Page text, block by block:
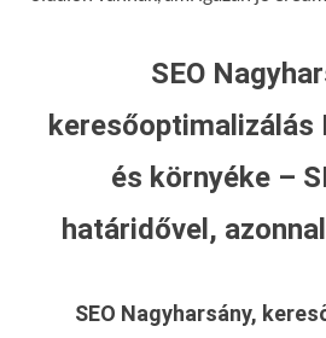
SEO
keresőoptimalizálás
és környéke –
határidővel,
SEO Nagyharsány,